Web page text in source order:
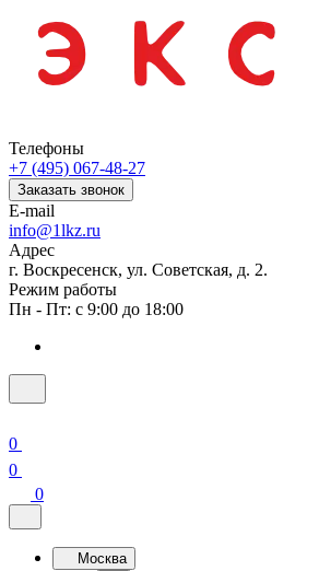
Телефоны
+7 (495) 067-48-27
Заказать звонок
E-mail
info@1lkz.ru
Адрес
г. Воскресенск, ул. Советская, д. 2.
Режим работы
Пн - Пт: с 9:00 до 18:00
0
0
0
Москва